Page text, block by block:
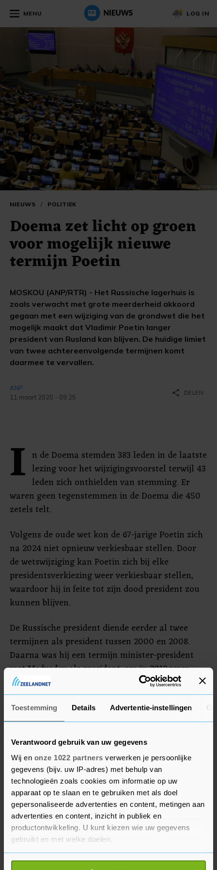
Toestemming Details Advertentie-instellingen
Verantwoord gebruik van uw gegevens
Wij en onze 1022 partners verwerken je persoonlijke
gegevens (bijv. uw IP-adres) met behulp van
technologieën zoals cookies om informatie op uw
apparaat op te slaan en te gebruiken met als doel
gepersonaliseerde advertenties en content, metingen aan
advertenties en content, inzicht in publiek en
productontwikkeling. U kunt kiezen wie uw gegevens
gebruikt en met welke doelen.
Als u het toestaat, willen we ook graag:
MENU LOG IN
NIEUWS / POLITIEK
Doema zet licht op groen
voor mogelijk nieuwe
termijn Poetin
MOSKOU (ANP/RTR) - Het Russische lagerhuis is
zoals verwacht met grote meerderheid akkoord
gegaan met een wijziging van de grondwet die het
mogelijk maakt dat Vladimir Poetin langer
president van Rusland kan blijven. De huidige limiet
van twee achtereenvolgende termijnen komt
daarmee te vervallen.
ANP
11 maart 2020 - 09:25
share DELEN
I n de Doema stemden 383 leden in de laatste
lezing voor het wijzigingsvoorstel terwijl 43
leden zich onthielden van stemming. Er
waren geen tegenstemmen in de Doema die 450
zetels telt.
Volgens de oude wet kon de 67-jarige Poetin zich
na 2024 niet opnieuw verkiesbaar stellen. Door
de wetswijziging kan Poetin zich bij elke
presidentsverkiezing weer verkiesbaar stellen,
waardoor hij in feite tot zijn dood president zou
kunnen blijven.
De Russische president diende eerder al twee
termijnen als president tussen 2000 en 2008.
Daarna was hij een termijn minister-president
met Medvedev als president, om in 2012 weer
president te worden. Tijdens Medvedevs
regeerperiode werd de duur van een termijn
verlengd van vier naar zes jaar.